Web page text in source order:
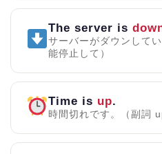
The server is
サーバーがダウンして
能停止して）
Time is up.
時間切れです。（副詞